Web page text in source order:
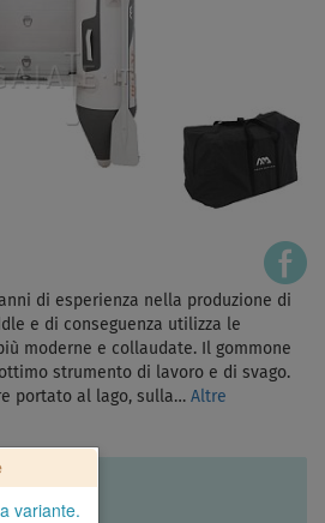
di esperienza nella produzione di
e di conseguenza utilizza le
moderne e collaudate. Il gommone
strumento di lavoro e di svago.
portato al lago, sulla… Altre
variante.